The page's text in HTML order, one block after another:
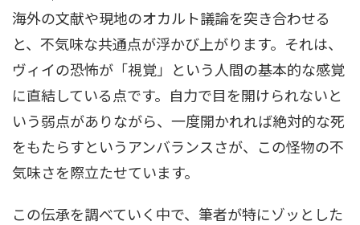
海外の文献や現地のオカルト議論を突き合わせる
と、不気味な共通点が浮かび上がります。それは、
ヴィイの恐怖が「視覚」という人間の基本的な感覚
に直結している点です。自力で目を開けられないと
いう弱点がありながら、一度開かれれば絶対的な死
をもたらすというアンバランスさが、この怪物の不
気味さを際立たせています。
この伝承を調べていく中で、筆者が特にゾッとした